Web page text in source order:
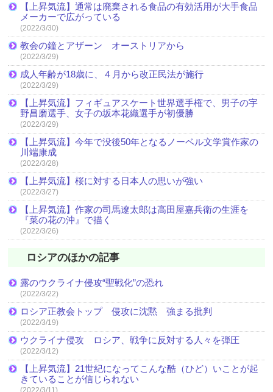
【上昇気流】通常は廃棄される食品の有効活用が大手食品
メーカーで広がっている
(2022/3/30)
教会の鐘とアザーン オーストリアから
(2022/3/29)
成人年齢が18歳に、４月から改正民法が施行
(2022/3/29)
【上昇気流】フィギュアスケート世界選手権で、男子の宇
野昌磨選手、女子の坂本花織選手が初優勝
(2022/3/29)
【上昇気流】今年で没後50年となるノーベル文学賞作家の
川端康成
(2022/3/28)
【上昇気流】桜に対する日本人の思いが強い
(2022/3/27)
【上昇気流】作家の司馬遼太郎は高田屋嘉兵衛の生涯を
『菜の花の沖』で描く
(2022/3/26)
ロシアのほかの記事
露のウクライナ侵攻“聖戦化”の恐れ
(2022/3/22)
ロシア正教会トップ 侵攻に沈黙 強まる批判
(2022/3/19)
ウクライナ侵攻 ロシア、戦争に反対する人々を弾圧
(2022/3/12)
【上昇気流】21世紀になってこんな酷（ひど）いことが起
きていることが信じられない